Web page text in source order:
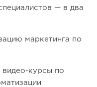
— в два
маркетинга по
курсы по